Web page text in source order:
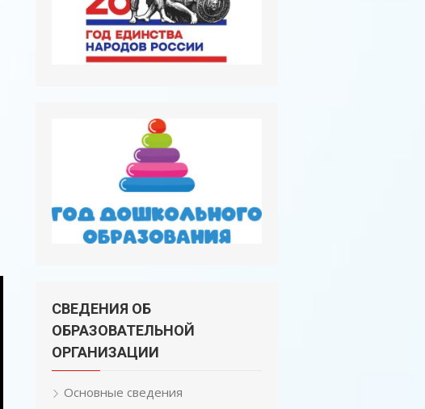
СВЕДЕНИЯ ОБ
ОБРАЗОВАТЕЛЬНОЙ
ОРГАНИЗАЦИИ
Основные сведения